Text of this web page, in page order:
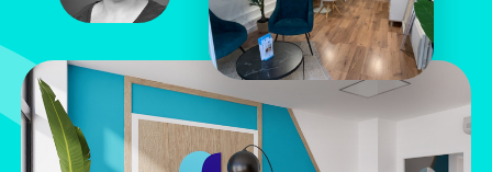
7, rue Champollion
38450 Vif